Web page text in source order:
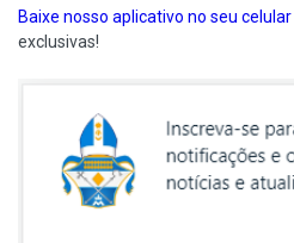
Baixe nosso aplicativo no seu celular
exclusivas!